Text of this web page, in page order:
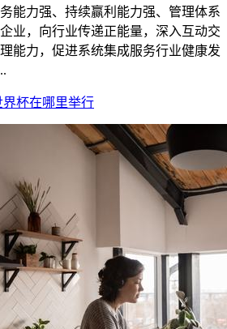
能力强、持续赢利能力强、管理体系
业，向行业传递正能量，深入互动交
能力，促进系统集成服务行业健康发
界杯在哪里举行